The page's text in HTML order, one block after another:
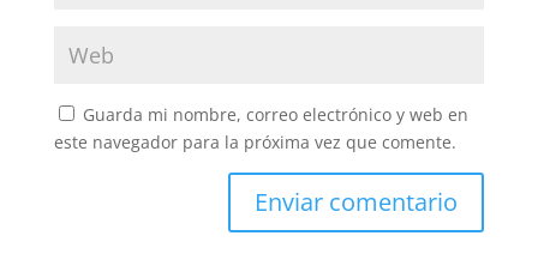
Guarda mi nombre, correo electrónico y web en
este navegador para la próxima vez que comente.